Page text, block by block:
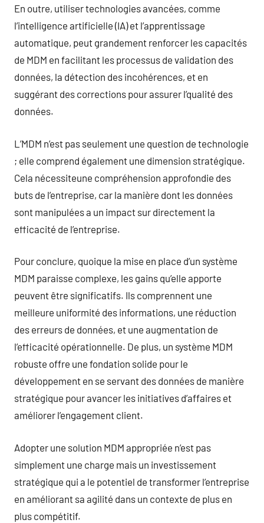
En outre, utiliser technologies avancées, comme
l’intelligence artificielle (IA) et l’apprentissage
automatique, peut grandement renforcer les capacités
de MDM en facilitant les processus de validation des
données, la détection des incohérences, et en
suggérant des corrections pour assurer l’qualité des
données.
L’MDM n’est pas seulement une question de technologie
; elle comprend également une dimension stratégique.
Cela nécessiteune compréhension approfondie des
buts de l’entreprise, car la manière dont les données
sont manipulées a un impact sur directement la
efficacité de l’entreprise.
Pour conclure, quoique la mise en place d’un système
MDM paraisse complexe, les gains qu’elle apporte
peuvent être significatifs. Ils comprennent une
meilleure uniformité des informations, une réduction
des erreurs de données, et une augmentation de
l’efficacité opérationnelle. De plus, un système MDM
robuste offre une fondation solide pour le
développement en se servant des données de manière
stratégique pour avancer les initiatives d’affaires et
améliorer l’engagement client.
Adopter une solution MDM appropriée n’est pas
simplement une charge mais un investissement
stratégique qui a le potentiel de transformer l’entreprise
en améliorant sa agilité dans un contexte de plus en
plus compétitif.